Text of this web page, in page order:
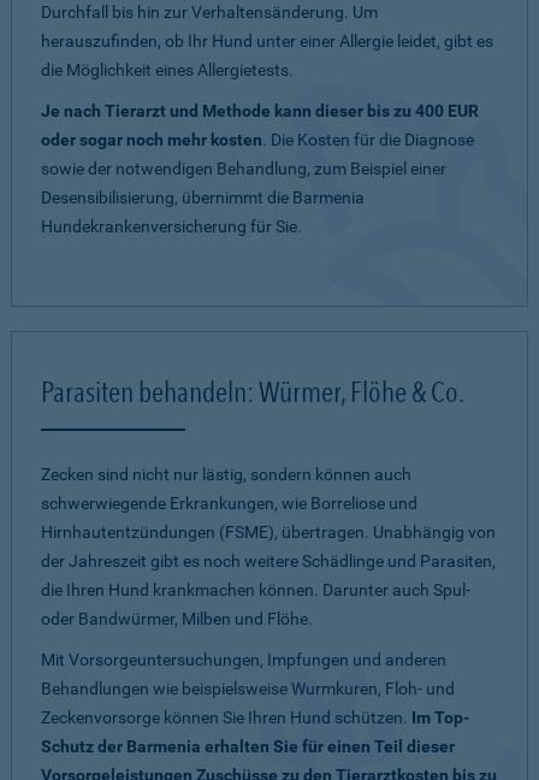
Durchfall bis hin zur Verhaltensänderung. Um
herauszufinden, ob Ihr Hund unter einer Allergie leidet, gibt es
die Möglichkeit eines Allergietests.
Je nach Tierarzt und Methode kann dieser bis zu 400 EUR
oder sogar noch mehr kosten. Die Kosten für die Diagnose
sowie der notwendigen Behandlung, zum Beispiel einer
Desensibilisierung, übernimmt die Barmenia
Hundekrankenversicherung für Sie.
Parasiten behandeln: Würmer, Flöhe & Co.
Zecken sind nicht nur lästig, sondern können auch
schwerwiegende Erkrankungen, wie Borreliose und
Hirnhautentzündungen (FSME), übertragen. Unabhängig von
der Jahreszeit gibt es noch weitere Schädlinge und Parasiten,
die Ihren Hund krankmachen können. Darunter auch Spul-
oder Bandwürmer, Milben und Flöhe.
Mit Vorsorgeuntersuchungen, Impfungen und anderen
Behandlungen wie beispielsweise Wurmkuren, Floh- und
Zeckenvorsorge können Sie Ihren Hund schützen. Im Top-
Schutz der Barmenia erhalten Sie für einen Teil dieser
Vorsorgeleistungen Zuschüsse zu den Tierarztkosten bis zu